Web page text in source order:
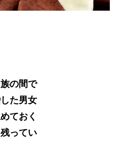
の間で
た男女
ておく
ってい